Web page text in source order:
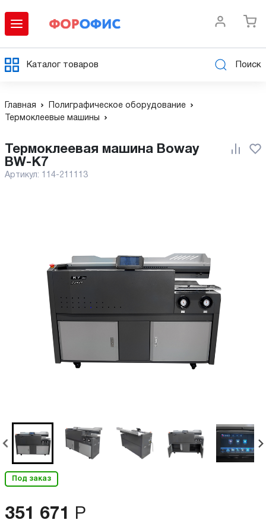
Каталог товаров Поиск
Главная
Полиграфическое оборудование
Термоклеевые машины
BW-K7
Артикул: 114-211113
Под заказ
351 671 Р